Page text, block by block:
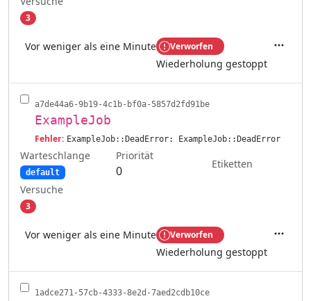
3
Vor weniger als eine Minute Verworfen
Wiederholung gestoppt
a7de44a6-9b19-4c1b-bf0a-5857d2fd91be
ExampleJob
Fehler: ExampleJob::DeadError: ExampleJob::DeadError
Warteschlange
default
Priorität
0
Etiketten
Versuche
3
Vor weniger als eine Minute Verworfen
Wiederholung gestoppt
1adce271-57cb-4333-8e2d-7aed2cdb10ce